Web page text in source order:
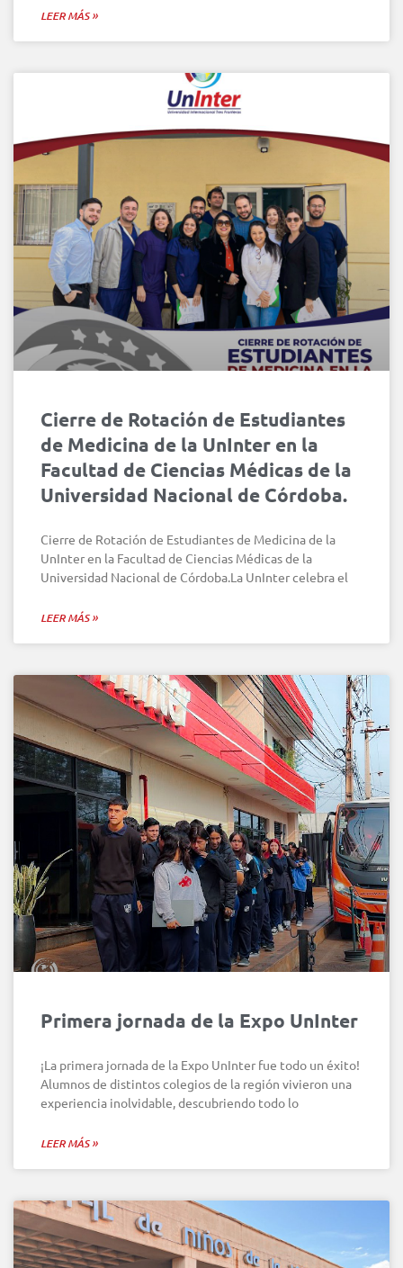
LEER MÁS »
Cierre de Rotación de Estudiantes
de Medicina de la UnInter en la
Facultad de Ciencias Médicas de la
Universidad Nacional de Córdoba.
Cierre de Rotación de Estudiantes de Medicina de la
UnInter en la Facultad de Ciencias Médicas de la
Universidad Nacional de Córdoba.La UnInter celebra el
LEER MÁS »
Primera jornada de la Expo UnInter
¡La primera jornada de la Expo UnInter fue todo un éxito!
Alumnos de distintos colegios de la región vivieron una
experiencia inolvidable, descubriendo todo lo
LEER MÁS »